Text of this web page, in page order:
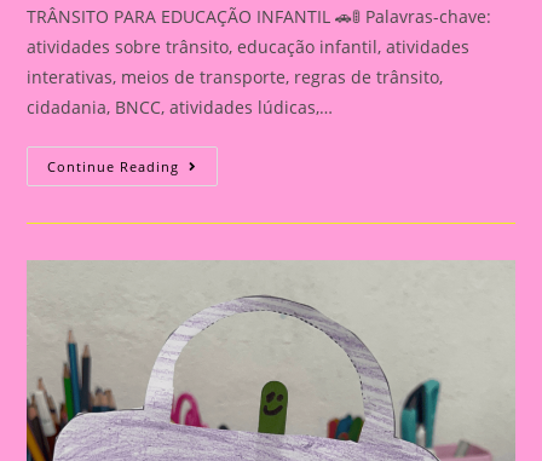
TRÂNSITO PARA EDUCAÇÃO INFANTIL 🚗🚦 Palavras-chave:
atividades sobre trânsito, educação infantil, atividades
interativas, meios de transporte, regras de trânsito,
cidadania, BNCC, atividades lúdicas,…
Continue Reading ATIVIDADE
INTERATIVA
O
E
PARA
EDUCAÇÃO
INFANTIL